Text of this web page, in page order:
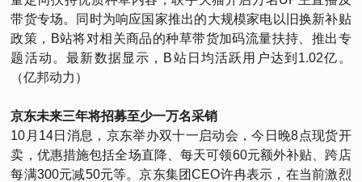
带货专场。同时为响应国家推出的大规模家电以旧换新补贴
政策，B站将对相关商品的种草带货加码流量扶持、推出专
题活动。最新数据显示，B站日均活跃用户达到1.02亿。
（亿邦动力）
京东未来三年将招募至少一万名采销
10月14日消息，京东举办双十一启动会，今日晚8点现货开
卖，优惠措施包括全场直降、每天可领60元额外补贴、跨店
每满300元减50元等。京东集团CEO许冉表示，在当前激烈